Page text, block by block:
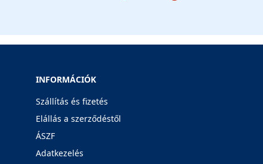
INFORMÁCIÓK
Szállítás és fizetés
Elállás a szerződéstől
ÁSZF
Adatkezelés